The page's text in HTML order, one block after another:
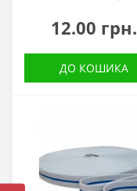
12.00 грн.
ДО КОШИКА